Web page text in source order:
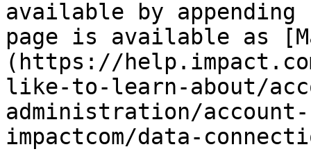
available by
page is available as
(https://
like-to-learn-about/
administration/
impactcom/data-